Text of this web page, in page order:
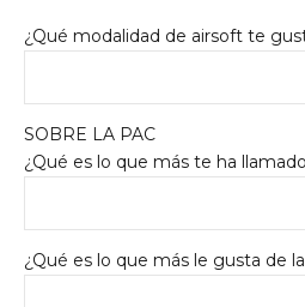
¿Qué modalidad de airsoft te
SOBRE LA PAC
¿Qué es lo que más te ha
¿Qué es lo que más le gusta de